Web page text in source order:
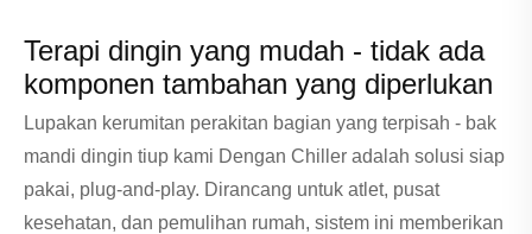
Terapi dingin yang mudah - tidak ada
komponen tambahan yang diperlukan
Lupakan kerumitan perakitan bagian yang terpisah - bak
mandi dingin tiup kami Dengan Chiller adalah solusi siap
pakai, plug-and-play. Dirancang untuk atlet, pusat
kesehatan, dan pemulihan rumah, sistem ini memberikan